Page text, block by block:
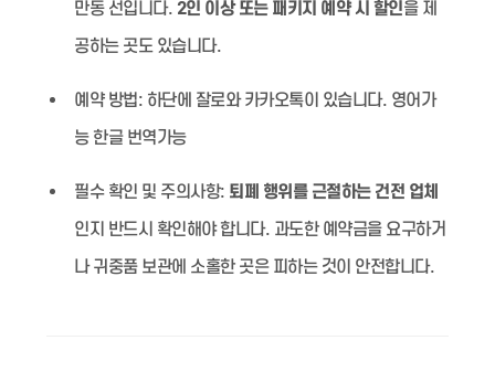
만동 선입니다. 2인 이상 또는 패키지 예약 시 할인을 제
공하는 곳도 있습니다.
예약 방법: 하단에 잘로와 카카오톡이 있습니다. 영어가
능 한글 번역가능
필수 확인 및 주의사항: 퇴폐 행위를 근절하는 건전 업체
인지 반드시 확인해야 합니다. 과도한 예약금을 요구하거
나 귀중품 보관에 소홀한 곳은 피하는 것이 안전합니다.